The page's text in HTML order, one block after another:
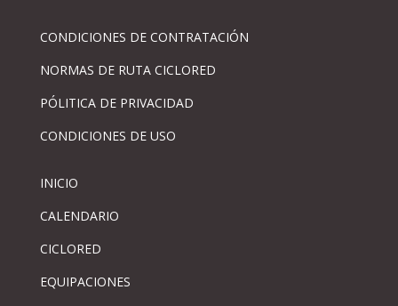
CONDICIONES DE CONTRATACIÓN
NORMAS DE RUTA CICLORED
PÓLITICA DE PRIVACIDAD
CONDICIONES DE USO
INICIO
CALENDARIO
CICLORED
EQUIPACIONES